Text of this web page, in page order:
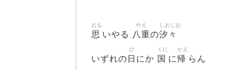
思
おも
いやる 八重
やえ
の汐々
しおじお
いずれの 日
ひ
にか 国
くに
に帰
かえ
らん